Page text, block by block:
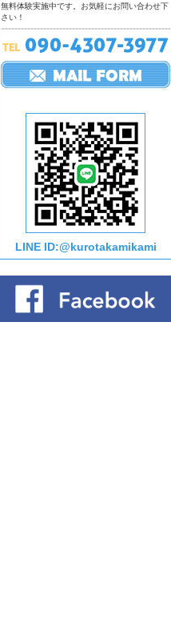
無料体験実施中です。お気軽にお問い合わせ下
さい！
LINE ID:@kurotakamikami